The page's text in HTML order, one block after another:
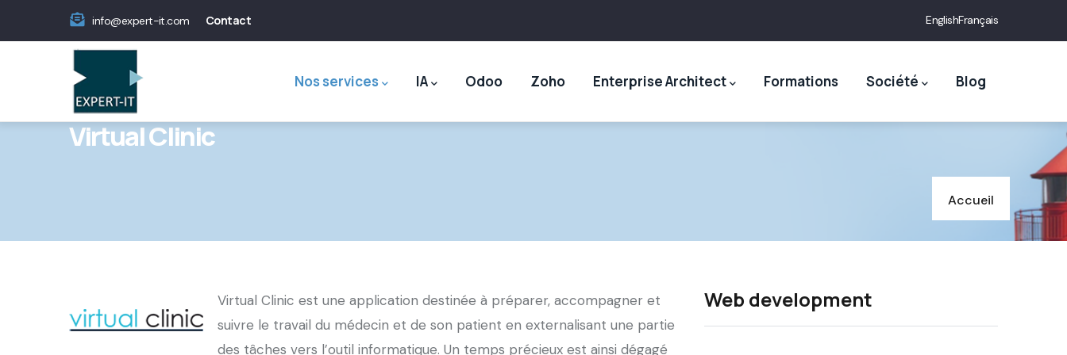
info@expert-it.com
Menu
Contact
Contact EnglishFrançais
Nos services IA Odoo Zoho Enterprise Architect Formations Société Blog
Virtual Clinic
Accueil
Virtual Clinic est une application destinée à préparer, accompagner et
suivre le travail du médecin et de son patient en externalisant une partie
des tâches vers l’outil informatique. Un temps précieux est ainsi dégagé
Web development